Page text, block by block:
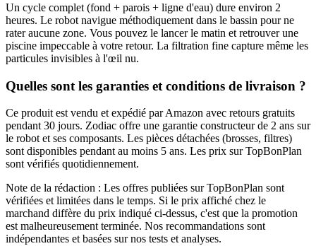
Un cycle complet (fond + parois + ligne d'eau) dure environ 2
heures. Le robot navigue méthodiquement dans le bassin pour ne
rater aucune zone. Vous pouvez le lancer le matin et retrouver une
piscine impeccable à votre retour. La filtration fine capture même les
particules invisibles à l'œil nu.
Quelles sont les garanties et conditions de livraison ?
Ce produit est vendu et expédié par Amazon avec retours gratuits
pendant 30 jours. Zodiac offre une garantie constructeur de 2 ans sur
le robot et ses composants. Les pièces détachées (brosses, filtres)
sont disponibles pendant au moins 5 ans. Les prix sur TopBonPlan
sont vérifiés quotidiennement.
Note de la rédaction : Les offres publiées sur TopBonPlan sont
vérifiées et limitées dans le temps. Si le prix affiché chez le
marchand diffère du prix indiqué ci-dessus, c'est que la promotion
est malheureusement terminée. Nos recommandations sont
indépendantes et basées sur nos tests et analyses.